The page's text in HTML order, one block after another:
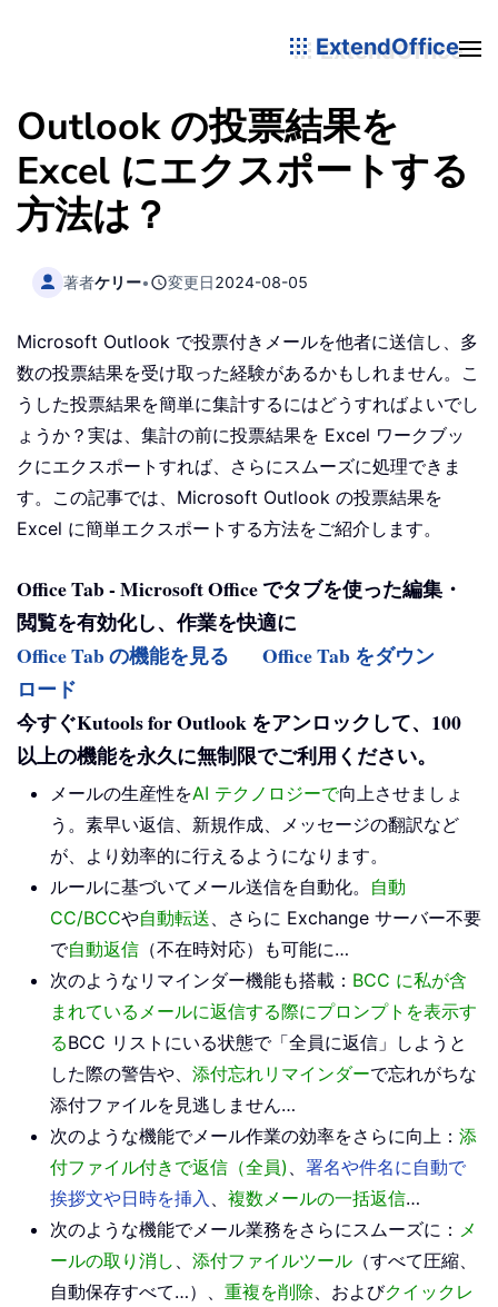
ExtendOffice
Outlook の投票結果を
Excel にエクスポートする
方法は？
著者ケリー• 変更日2024-08-05
Microsoft Outlook で投票付きメールを他者に送信し、多
数の投票結果を受け取った経験があるかもしれません。こ
うした投票結果を簡単に集計するにはどうすればよいでし
ょうか？実は、集計の前に投票結果を Excel ワークブッ
クにエクスポートすれば、さらにスムーズに処理できま
す。この記事では、Microsoft Outlook の投票結果を
Excel に簡単エクスポートする方法をご紹介します。
Office Tab - Microsoft Office でタブを使った編集・
閲覧を有効化し、作業を快適に
Office Tab の機能を見る
Office Tab をダウン
ロード
今すぐKutools for Outlook をアンロックして、100
以上の機能を永久に無制限でご利用ください。
メールの生産性をAI テクノロジーで向上させましょ
う。素早い返信、新規作成、メッセージの翻訳など
が、より効率的に行えるようになります。
ルールに基づいてメール送信を自動化。 自動
CC/BCCや自動転送、さらに Exchange サーバー不要
で自動返信 （不在時対応）も可能に…
次のようなリマインダー機能も搭載： BCC に私が含
まれているメールに返信する際にプロンプトを表示す
るBCC リストにいる状態で「全員に返信」しようと
した際の警告や、 添付忘れリマインダーで忘れがちな
添付ファイルを見逃しません…
次のような機能でメール作業の効率をさらに向上： 添
付ファイル付きで返信（全員) 、 署名や件名に自動で
挨拶文や日時を挿入 、 複数メールの一括返信…
次のような機能でメール業務をさらにスムーズに： メ
ールの取り消し 、 添付ファイルツール （すべて圧縮、
自動保存すべて…）、 重複を削除、およびクイックレ